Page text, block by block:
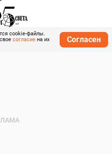
cookie-файлы.
согласие на их
Согласен